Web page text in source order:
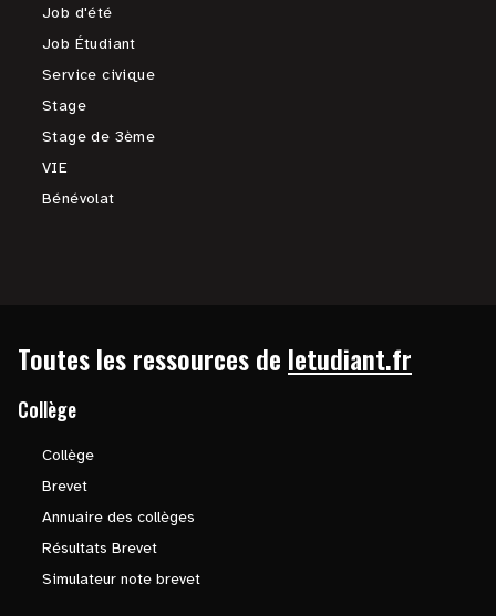
Job d'été
Job Étudiant
Service civique
Stage
Stage de 3ème
VIE
Bénévolat
Toutes les ressources de letudiant.fr
Collège
Collège
Brevet
Annuaire des collèges
Résultats Brevet
Simulateur note brevet